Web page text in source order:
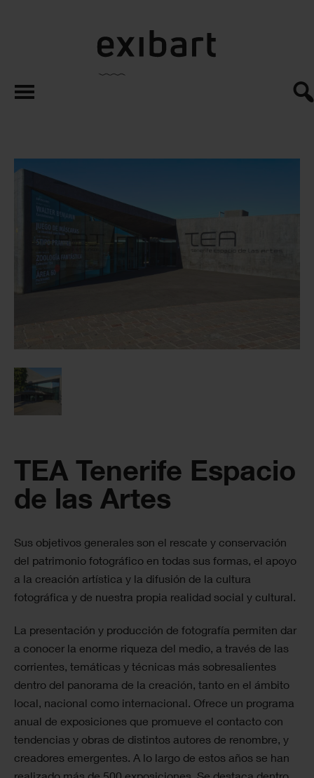
exibart.es
TEA Tenerife Espacio
de las Artes
Sus objetivos generales son el rescate y conservación
del patrimonio fotográfico en todas sus formas, el apoyo
a la creación artística y la difusión de la cultura
fotográfica y de nuestra propia realidad social y cultural.
La presentación y producción de fotografía permiten dar
a conocer la enorme riqueza del medio, a través de las
corrientes, temáticas y técnicas más sobresalientes
dentro del panorama de la creación, tanto en el ámbito
local, nacional como internacional. Ofrece un programa
anual de exposiciones que promueve el contacto con
tendencias y obras de distintos autores de renombre, y
creadores emergentes. A lo largo de estos años se han